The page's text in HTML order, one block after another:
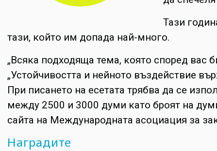
Тази
тази, който им допада най-много.
„Всяка подходяща тема, която според вас
„Устойчивостта и нейното въздействие
При писането на есетата трябва да се
между 2500 и 3000 думи като броят на
сайта на Международната асоциация за
Наградите